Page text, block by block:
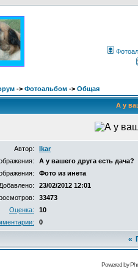
-> Фотоальбом -> Общая
А у
Автор:
Ikar
А у вашего друга есть дача?
Фото из инета
Добавлено:
23/02/2012 12:01
33473
Оценка:
10
0
«
Powered by